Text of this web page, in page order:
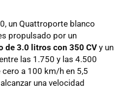
un Quattroporte blanco
propulsado por un
de 3.0 litros con 350 CV y un
las 1.750 y las 4.500
a 100 km/h en 5,5
una velocidad